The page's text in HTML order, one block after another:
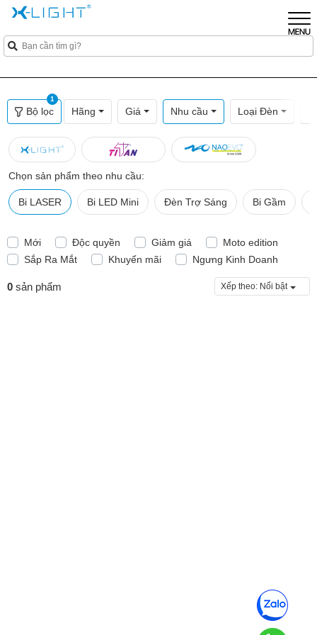
Bộ lọc
1
Hãng Giá Nhu cầu Loại Đèn
Chọn sản phẩm theo nhu cầu:
Bi LASER Bi LED Mini Đèn Trợ Sáng Bi Gầm
Mới Độc quyền Giảm giá
Moto edition
Sắp Ra Mắt
Khuyến mãi Ngưng Kinh Doanh
0 sản phẩm Xếp theo: Nổi bật